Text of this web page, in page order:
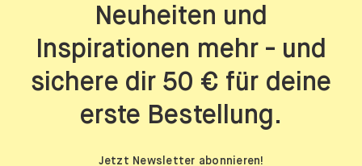
Neuheiten und
Inspirationen mehr - und
sichere dir 50 € für deine
erste Bestellung.
Jetzt Newsletter abonnieren!